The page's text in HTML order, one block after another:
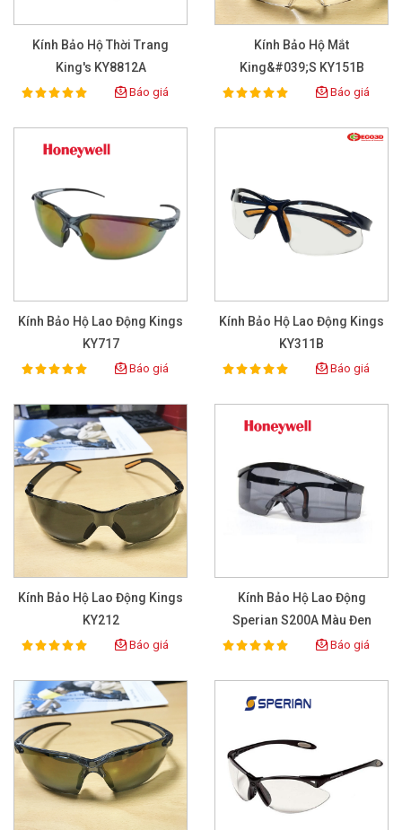
Kính Bảo Hộ Thời Trang
King's KY8812A
Rating:
100% Báo giá
Kính Bảo Hộ Mắt
King&#039;s KY151B
Rating:
100% Báo giá
Kính Bảo Hộ Lao Động Kings
KY717
Rating:
100% Báo giá
Kính Bảo Hộ Lao Động Kings
KY311B
Rating:
100% Báo giá
Kính Bảo Hộ Lao Động Kings
KY212
Rating:
100% Báo giá
Kính Bảo Hộ Lao Động
Sperian S200A Màu Đen
Rating:
100% Báo giá